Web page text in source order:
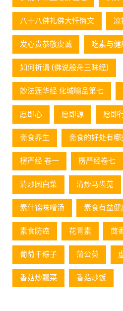
八十八佛礼佛大忏悔文 凉
发心贵恭敬虔诚 吃素与健
如何祈请 (佛说般舟三昧经)
妙法莲华经 化城喻品第七
愿即心 愿即源 愿即
斋食养生 斋食的好处有哪
楞严经 卷一 楞严经卷七
清炒圆白菜 清炒马齿苋
素什锦味噌汤 素食有益健
素食防癌 花青素 茴
葡萄⼲粽⼦ 蒲公英
香菇炒瓢菜 香菇炒饭